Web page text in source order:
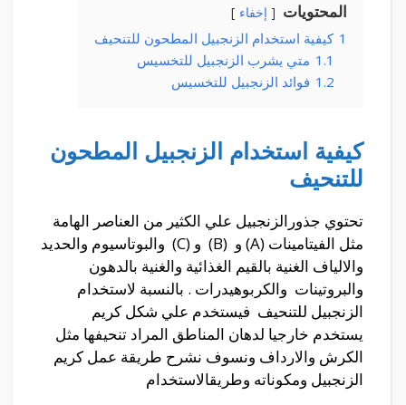
المحتويات إخفاء
1 كيفية استخدام الزنجبيل المطحون للتنحيف
1.1 متي يشرب الزنجبيل للتخسيس
1.2 فوائد الزنجبيل للتخسيس
كيفية استخدام الزنجبيل المطحون
للتنحيف
تحتوي جذورالزنجبيل علي الكثير من العناصر الهامة
مثل الفيتامينات (A) و (B) و (C) والبوتاسيوم والحديد
والالياف الغنية بالقيم الغذائية والغنية بالدهون
والبروتينات والكربوهيدرات . بالنسبة لاستخدام
الزنجبيل للتنحيف فيستخدم علي شكل كريم
يستخدم خارجيا لدهان المناطق المراد تنحيفها مثل
الكرش والارداف ونسوف نشرح طريقة عمل كريم
الزنجبيل ومكوناته وطريقالاستخدام